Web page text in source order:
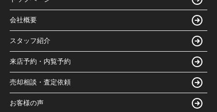
会社概要
スタッフ紹介
来店予約・内覧予約
売却相談・査定依頼
お客様の声